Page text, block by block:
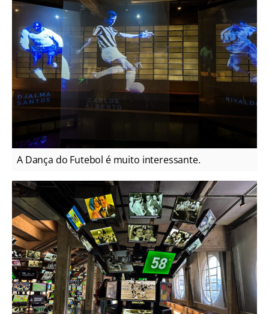
A Dança do Futebol é muito interessante.